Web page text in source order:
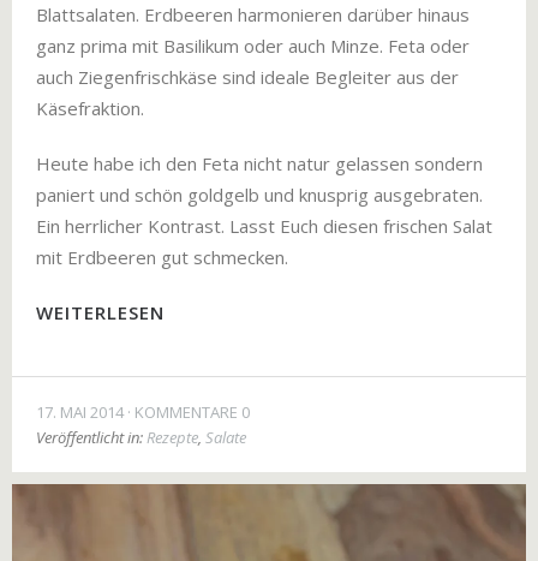
Blattsalaten. Erdbeeren harmonieren darüber hinaus
ganz prima mit Basilikum oder auch Minze. Feta oder
auch Ziegenfrischkäse sind ideale Begleiter aus der
Käsefraktion.
Heute habe ich den Feta nicht natur gelassen sondern
paniert und schön goldgelb und knusprig ausgebraten.
Ein herrlicher Kontrast. Lasst Euch diesen frischen Salat
mit Erdbeeren gut schmecken.
WEITERLESEN
17. MAI 2014 KOMMENTARE 0
Veröffentlicht in:Rezepte, Salate